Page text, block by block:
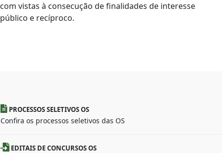
com vistas à consecução de finalidades de interesse
público e recíproco.
PROCESSOS SELETIVOS OS
Confira os processos seletivos das OS
EDITAIS DE CONCURSOS OS